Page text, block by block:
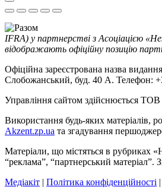
IFRA) у партнерстві з Асоціацією
відображають офіційну позицію
Офіційна зареєстрована назва
Слобожанський, буд. 40 А. Телефон:
Управління сайтом здійснюється
Використання будь-яких матеріалів,
Akzent.zp.ua та згадування
Матеріали, що містяться в рубриках
“реклама”, “партнерський матеріал”.
Медіакіт | Політика конфіденційності |